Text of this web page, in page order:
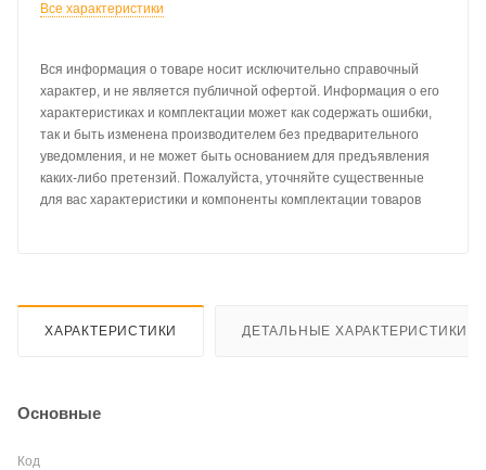
Все характеристики
Вся информация о товаре носит исключительно справочный
характер, и не является публичной офертой. Информация о его
характеристиках и комплектации может как содержать ошибки,
так и быть изменена производителем без предварительного
уведомления, и не может быть основанием для предъявления
каких-либо претензий. Пожалуйста, уточняйте существенные
для вас характеристики и компоненты комплектации товаров
ХАРАКТЕРИСТИКИ ДЕТАЛЬНЫЕ ХАРАКТЕРИСТИКИ
Основные
Код